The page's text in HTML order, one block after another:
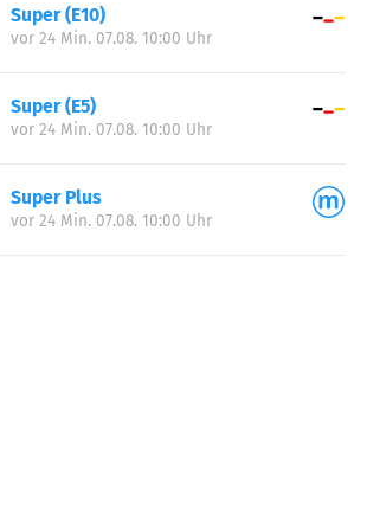
07:00-22:00
Super (E10)
vor 24 Min. 07.08. 10:00 Uhr
Super (E5)
vor 24 Min. 07.08. 10:00 Uhr
Super Plus
vor 24 Min. 07.08. 10:00 Uhr